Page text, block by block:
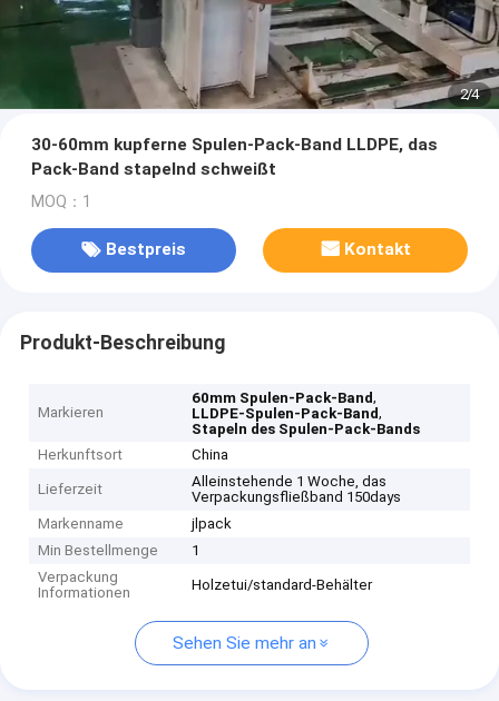
2/4
30-60mm kupferne Spulen-Pack-Band LLDPE, das
Pack-Band stapelnd schweißt
MOQ：1
Bestpreis Kontakt
Produkt-Beschreibung
Markieren
60mm Spulen-Pack-Band,
LLDPE-Spulen-Pack-Band,
Stapeln des Spulen-Pack-Bands
Herkunftsort
China
Lieferzeit
Alleinstehende 1 Woche, das
Verpackungsfließband 150days
Markenname
jlpack
Min Bestellmenge
1
Verpackung
Informationen
Holzetui/standard-Behälter
Sehen Sie mehr an